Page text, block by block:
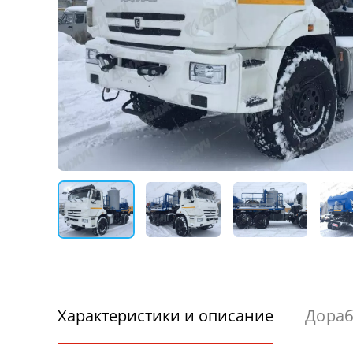
Характеристики и описание